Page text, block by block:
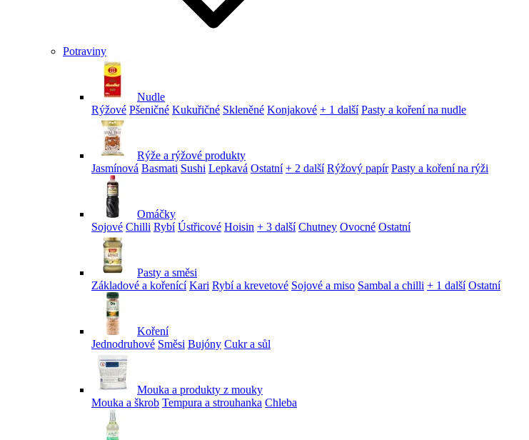
Potraviny
Nudle
Rýžové Pšeničné Kukuřičné Skleněné Konjakové + 1 další Pasty a koření na nudle
Rýže a rýžové produkty
Jasmínová Basmati Sushi Lepkavá Ostatní + 2 další Rýžový papír Pasty a koření na rýži
Omáčky
Sojové Chilli Rybí Ústřicové Hoisin + 3 další Chutney Ovocné Ostatní
Pasty a směsi
Základové a kořenící Kari Rybí a krevetové Sojové a miso Sambal a chilli + 1 další Ostatní
Koření
Jednodruhové Směsi Bujóny Cukr a sůl
Mouka a produkty z mouky
Mouka a škrob Tempura a strouhanka Chleba